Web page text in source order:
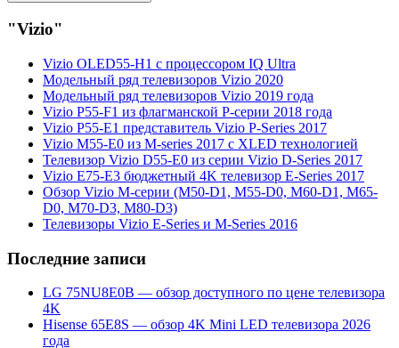
"Vizio"
Vizio OLED55-H1 с процессором IQ Ultra
Модельный ряд телевизоров Vizio 2020
Модельный ряд телевизоров Vizio 2019 года
Vizio P55-F1 из флагманской Р-серии 2018 года
Vizio P55-E1 представитель Vizio P-Series 2017
Vizio M55-E0 из M-series 2017 с XLED технологией
Телевизор Vizio D55-E0 из серии Vizio D-Series 2017
Vizio E75-E3 бюджетный 4K телевизор E-Series 2017
Обзор Vizio М-серии (M50-D1, M55-D0, M60-D1, M65-
D0, M70-D3, M80-D3)
Телевизоры Vizio E-Series и M-Series 2016
Последние записи
LG 75NU8E0B — обзор доступного по цене телевизора
4K
Hisense 65E8S — обзор 4K Mini LED телевизора 2026
года